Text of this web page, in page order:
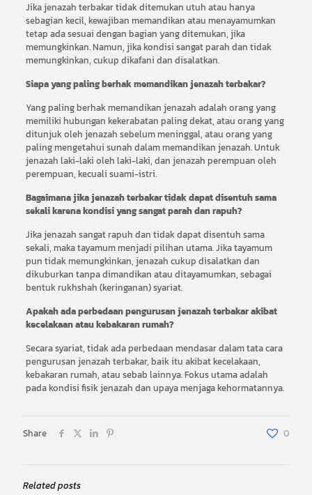
Jika jenazah terbakar tidak ditemukan utuh atau hanya
sebagian kecil, kewajiban memandikan atau menayamumkan
tetap ada sesuai dengan bagian yang ditemukan, jika
memungkinkan. Namun, jika kondisi sangat parah dan tidak
memungkinkan, cukup dikafani dan disalatkan.
Siapa yang paling berhak memandikan jenazah terbakar?
Yang paling berhak memandikan jenazah adalah orang yang
memiliki hubungan kekerabatan paling dekat, atau orang yang
ditunjuk oleh jenazah sebelum meninggal, atau orang yang
paling mengetahui sunah dalam memandikan jenazah. Untuk
jenazah laki-laki oleh laki-laki, dan jenazah perempuan oleh
perempuan, kecuali suami-istri.
Bagaimana jika jenazah terbakar tidak dapat disentuh sama
sekali karena kondisi yang sangat parah dan rapuh?
Jika jenazah sangat rapuh dan tidak dapat disentuh sama
sekali, maka tayamum menjadi pilihan utama. Jika tayamum
pun tidak memungkinkan, jenazah cukup disalatkan dan
dikuburkan tanpa dimandikan atau ditayamumkan, sebagai
bentuk rukhshah (keringanan) syariat.
Apakah ada perbedaan pengurusan jenazah terbakar akibat
kecelakaan atau kebakaran rumah?
Secara syariat, tidak ada perbedaan mendasar dalam tata cara
pengurusan jenazah terbakar, baik itu akibat kecelakaan,
kebakaran rumah, atau sebab lainnya. Fokus utama adalah
pada kondisi fisik jenazah dan upaya menjaga kehormatannya.
Share 0
Related posts